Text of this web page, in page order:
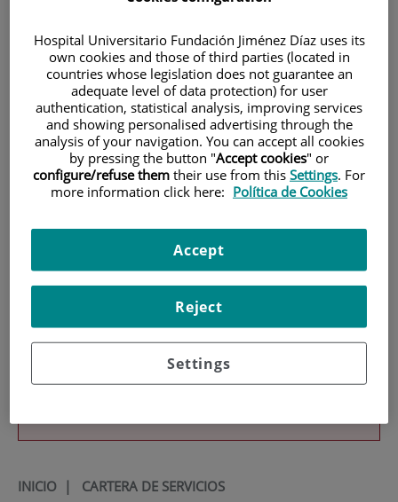
Investigación
Teléfono de atención al usuario
INICIO| CARTERA DE SERVICIOS
Hospital Universitario Fundación Jiménez Díaz uses its
own cookies and those of third parties (located in
countries whose legislation does not guarantee an
adequate level of data protection) for user
authentication, statistical analysis, improving services
and showing personalised advertising through the
analysis of your navigation. You can accept all cookies
by pressing the button "Accept cookies" or
configure/refuse them their use from this Settings. For
more information click here: Política de Cookies
Settings
Reject
Accept